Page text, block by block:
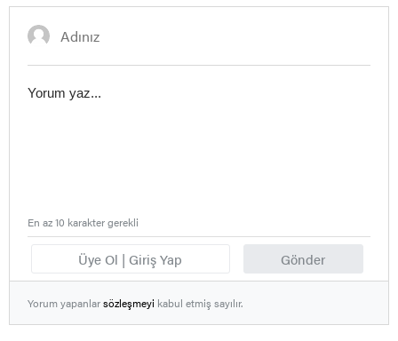
Üye Ol | Giriş Yap Gönder
En az 10 karakter gerekli
Yorum yapanlarsözleşmeyi kabul etmiş sayılır.